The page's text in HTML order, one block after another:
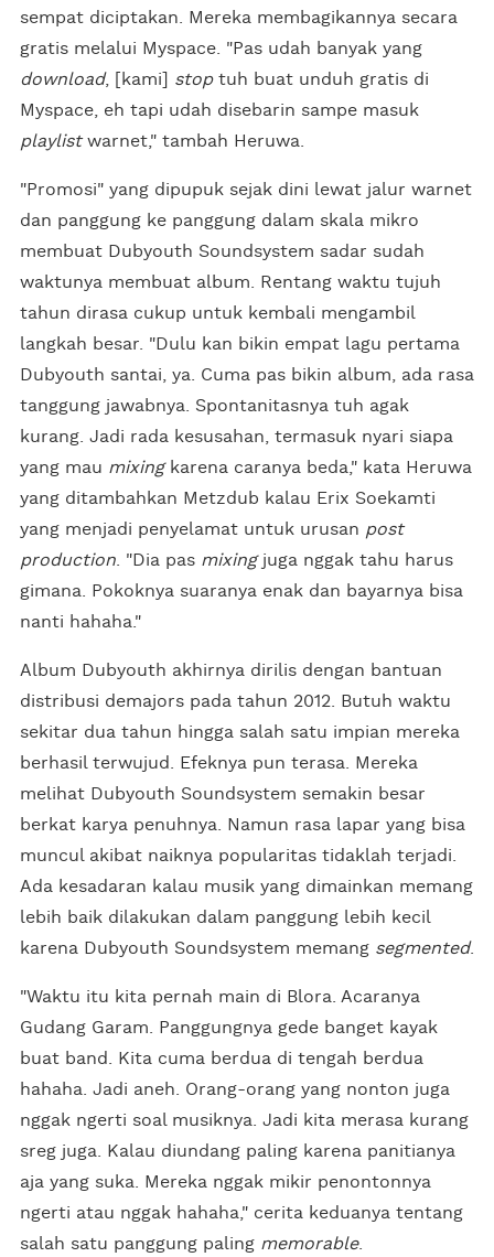
sempat diciptakan. Mereka membagikannya secara
gratis melalui Myspace. "Pas udah banyak yang
download, [kami] stoptuh buat unduh gratis di
Myspace, eh tapi udah disebarin sampe masuk
playlistwarnet," tambah Heruwa.
"Promosi" yang dipupuk sejak dini lewat jalur warnet
dan panggung ke panggung dalam skala mikro
membuat Dubyouth Soundsystem sadar sudah
waktunya membuat album. Rentang waktu tujuh
tahun dirasa cukup untuk kembali mengambil
langkah besar. "Dulu kan bikin empat lagu pertama
Dubyouth santai, ya. Cuma pas bikin album, ada rasa
tanggung jawabnya. Spontanitasnya tuh agak
kurang. Jadi rada kesusahan, termasuk nyari siapa
yang mau mixingkarena caranya beda," kata Heruwa
yang ditambahkan Metzdub kalau Erix Soekamti
yang menjadi penyelamat untuk urusan post
production. "Dia pas mixingjuga nggak tahu harus
gimana. Pokoknya suaranya enak dan bayarnya bisa
nanti hahaha."
Album Dubyouth akhirnya dirilis dengan bantuan
distribusi demajors pada tahun 2012. Butuh waktu
sekitar dua tahun hingga salah satu impian mereka
berhasil terwujud. Efeknya pun terasa. Mereka
melihat Dubyouth Soundsystem semakin besar
berkat karya penuhnya. Namun rasa lapar yang bisa
muncul akibat naiknya popularitas tidaklah terjadi.
Ada kesadaran kalau musik yang dimainkan memang
lebih baik dilakukan dalam panggung lebih kecil
karena Dubyouth Soundsystem memang segmented.
"Waktu itu kita pernah main di Blora. Acaranya
Gudang Garam. Panggungnya gede banget kayak
buat band. Kita cuma berdua di tengah berdua
hahaha. Jadi aneh. Orang-orang yang nonton juga
nggak ngerti soal musiknya. Jadi kita merasa kurang
sreg juga. Kalau diundang paling karena panitianya
aja yang suka. Mereka nggak mikir penontonnya
ngerti atau nggak hahaha," cerita keduanya tentang
salah satu panggung paling memorable.